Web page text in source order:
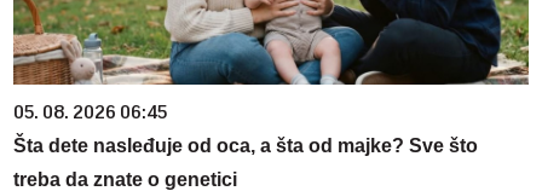
05. 08. 2026 06:45
Šta dete nasleđuje od oca, a šta od majke? Sve što
treba da znate o genetici